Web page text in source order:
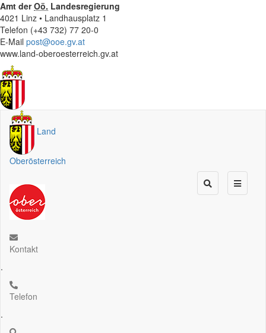
Amt derOö. Landesregierung
4021 Linz • Landhausplatz 1
Telefon (+43 732) 77 20-0
E-Mail post@ooe.gv.at
www.land-oberoesterreich.gv.at
Land
Oberösterreich
Kontakt
.
Telefon
.